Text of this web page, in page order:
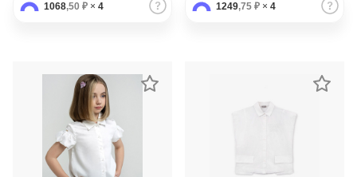
1068,50 ₽ × 4 1249,75 ₽ × 4